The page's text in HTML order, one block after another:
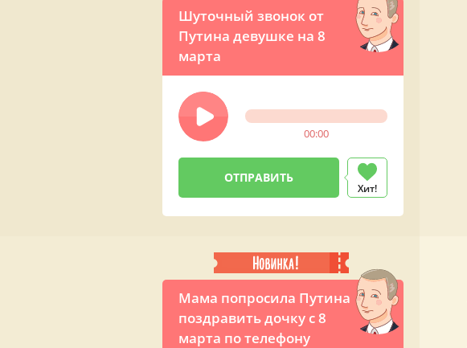
Шуточный звонок от
Путина девушке на 8
марта
00:00
Хит!
Мама попросила Путина
поздравить дочку с 8
марта по телефону